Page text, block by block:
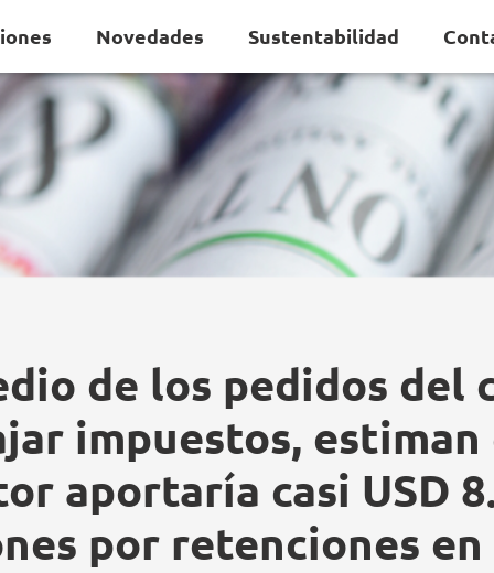
Novedades Sustentabilidad
de los pedidos del
impuestos, estiman
aportaría casi USD
por retenciones en